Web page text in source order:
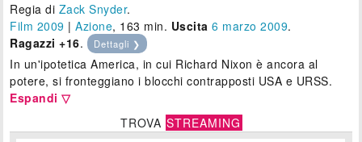
Regia di Zack Snyder.
Film 2009 |Azione, 163 min. Uscita 6 marzo 2009.
Ragazzi +16. Dettagli ❯
In un'ipotetica America, in cui Richard Nixon è ancora al
potere, si fronteggiano i blocchi contrapposti USA e URSS.
Espandi ▽
TROVA STREAMING